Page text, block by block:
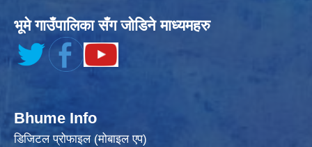
भूमे गाउँपालिका सँग जोडिने माध्यमहरु
Bhume Info
डिजिटल प्रोफाइल (मोबाइल एप)